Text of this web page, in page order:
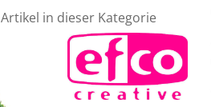
Artikel in dieser Kategorie